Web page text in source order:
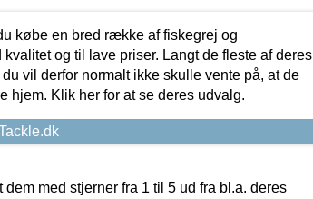
købe en bred række af fiskegrej og
og til lave priser. Langt de fleste af deres
vil derfor normalt ikke skulle vente på, at de
hjem. Klik her for at se deres udvalg.
med stjerner fra 1 til 5 ud fra bl.a. deres